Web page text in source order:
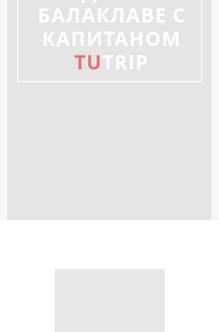
БАЛАКЛАВЕ С
КАПИТАНОМ
TUTRIP